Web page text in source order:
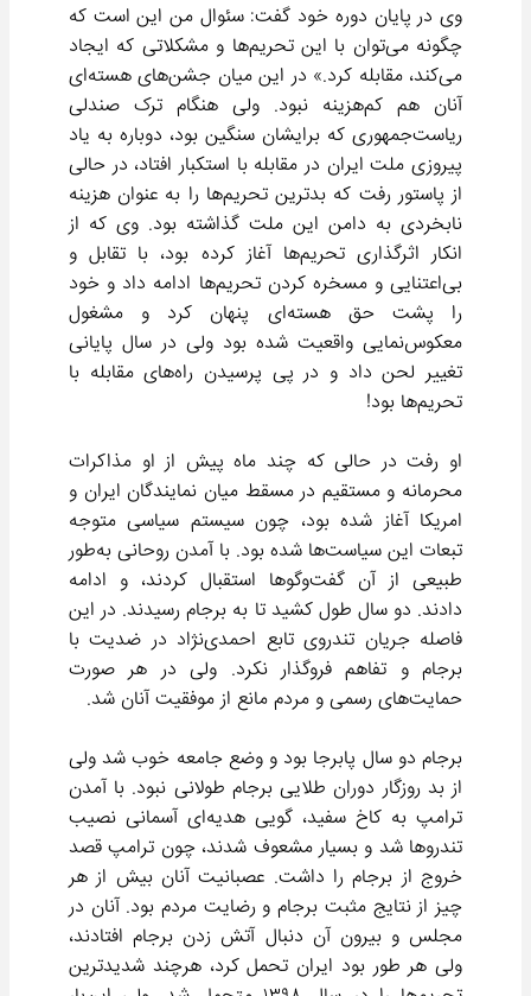
وی در پایان دوره خود گفت: سئوال من این است که
چگونه می‌توان با این تحریم‌ها و مشکلاتی که ایجاد
می‌کند، مقابله کرد.» در این میان جشن‌های هسته‌ای
آنان هم کم‌هزینه نبود. ولی هنگام ترک صندلی
ریاست‌جمهوری که برایشان سنگین بود، دوباره به یاد
پیروزی ملت ایران در مقابله با استکبار افتاد، در حالی
از پاستور رفت که بدترین تحریم‌ها را به عنوان هزینه
نابخردی به دامن این ملت گذاشته بود. وی که از
انکار اثرگذاری تحریم‌ها آغاز کرده بود، با تقابل و
بی‌اعتنایی و مسخره کردن تحریم‌ها ادامه داد و خود
را پشت حق هسته‌ای پنهان کرد و مشغول
معکوس‌نمایی واقعیت شده بود ولی در سال پایانی
تغییر لحن داد و در پی پرسیدن راه‌های مقابله با
تحریم‌ها بود!
او رفت در حالی که چند ماه پیش از او مذاکرات
محرمانه و مستقیم در مسقط میان نمایندگان ایران و
امریکا آغاز شده بود، چون سیستم سیاسی متوجه
تبعات این سیاست‌ها شده بود. با آمدن روحانی به‌طور
طبیعی از آن گفت‌وگوها استقبال کردند، و ادامه
دادند. دو سال طول کشید تا به برجام رسیدند. در این
فاصله جریان تندروی تابع احمدی‌نژاد در ضدیت با
برجام و تفاهم فروگذار نکرد. ولی در هر صورت
حمایت‌های رسمی و مردم مانع از موفقیت آنان شد.
برجام دو سال پابرجا بود و وضع جامعه خوب شد ولی
از بد روزگار دوران طلایی برجام طولانی نبود. با آمدن
ترامپ به کاخ سفید، گویی هدیه‌ای آسمانی نصیب
تندروها شد و بسیار مشعوف شدند، چون ترامپ قصد
خروج از برجام را داشت. عصبانیت آنان بیش از هر
چیز از نتایج مثبت برجام و رضایت مردم بود. آنان در
مجلس و بیرون آن دنبال آتش زدن برجام افتادند،
ولی هر طور بود ایران تحمل کرد، هرچند شدیدترین